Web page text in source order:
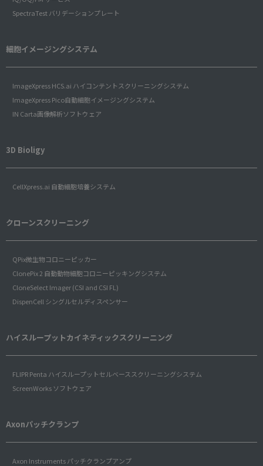
SpectraTest バリデーションプレート
細胞イメージングシステム
ImageXpress HCS.ai ハイコンテントスクリーニングシステム
ImageXpress Pico自動細胞イメージングシステム
IN Carta画像解析ソフトウェア
3D Bioligy
CellXpress.ai 自動細胞培養システム
クローンスクリーニング
QPix微生物コロニーピッカー
ClonePix 2 自動動物細胞コロニーピッキングシステム
CloneSelect Imager (CSI and CSI FL)
DispenCell シングルセルディスペンサー
ハイスループットカイネティックスクリーニング
FLIPR Penta ハイスループットセルベーススクリーニングシステム
ScreenWorks ソフトウェア
Axonパッチクランプ
Axon Instruments パッチクランプアンプ